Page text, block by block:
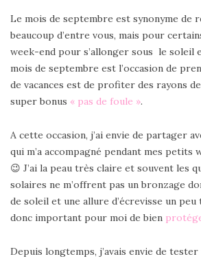
Le mois de septembre est synonyme de
beaucoup d’entre vous, mais pour
week-end pour s’allonger sous le soleil
mois de septembre est l’occasion de
de vacances est de profiter des rayons
super bonus « pas de foule ».
A cette occasion, j’ai envie de partager
qui m’a accompagné pendant mes petits
😉 J’ai la peau très claire et souvent les
solaires ne m’offrent pas un bronzage
de soleil et une allure d’écrevisse un
donc important pour moi de bien
Depuis longtemps, j’avais envie de